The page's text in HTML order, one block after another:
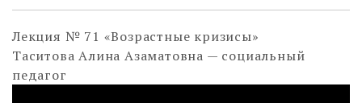
Лекция № 71 «Возрастные кризисы»
Таситова Алина Азаматовна — социальный
педагог